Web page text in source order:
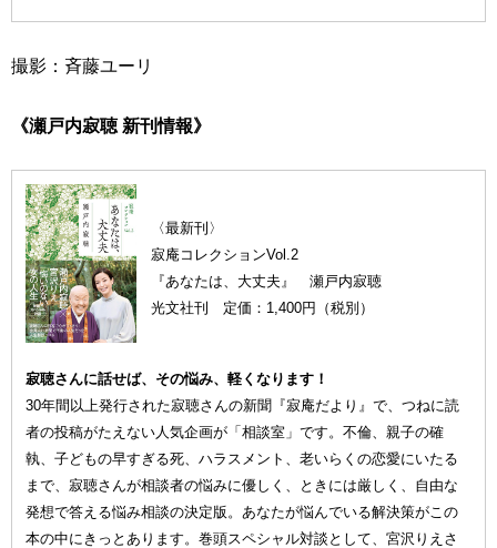
撮影：斉藤ユーリ
《瀬戸内寂聴 新刊情報》
〈最新刊〉
寂庵コレクションVol.2
『あなたは、大丈夫』 瀬戸内寂聴
光文社刊 定価：1,400円（税別）
寂聴さんに話せば、その悩み、軽くなります！
30年間以上発行された寂聴さんの新聞『寂庵だより』で、つねに読
者の投稿がたえない人気企画が「相談室」です。不倫、親子の確
執、子どもの早すぎる死、ハラスメント、老いらくの恋愛にいたる
まで、寂聴さんが相談者の悩みに優しく、ときには厳しく、自由な
発想で答える悩み相談の決定版。あなたが悩んでいる解決策がこの
本の中にきっとあります。巻頭スペシャル対談として、宮沢りえさ